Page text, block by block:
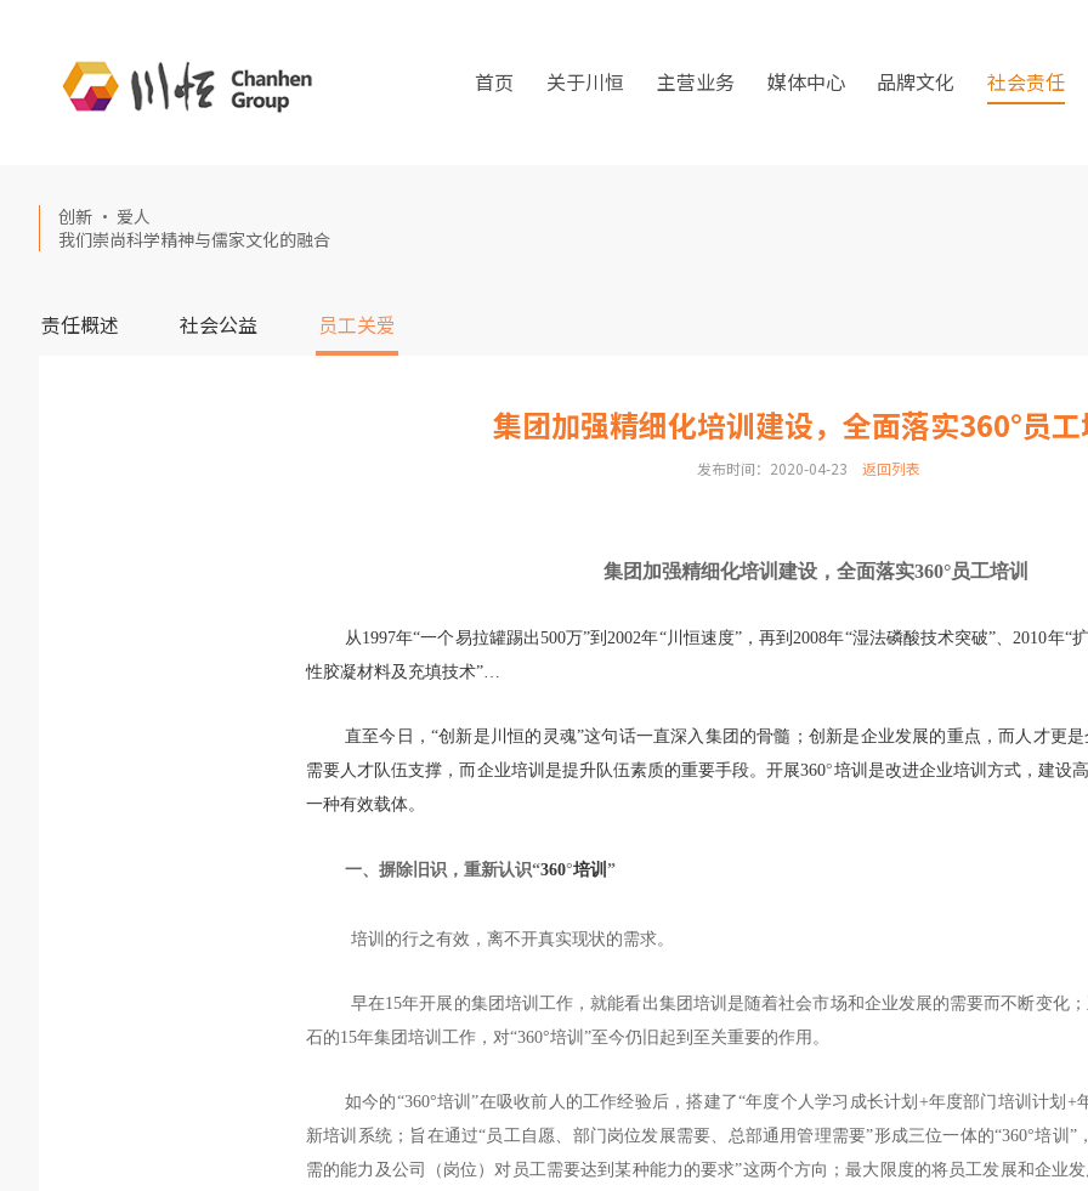
首页 关于川恒 主营业务 媒体中心 品牌文化 社会责任
创新 · 爱人
我们崇尚科学精神与儒家文化的融合
责任概述 社会公益 员工关爱
集团加强精细化培训建设，全面落实360°员
发布时间：2020-04-23 返回列表
集团加强精细化培训建设， 全面落实360°员工培训
从1997年“一个易拉罐踢出500万”到2002年“川恒速度”，再到2008年“湿法磷酸技术突破”、2010年“
性胶凝材料及充填技术”…
直至今日，“创新是川恒的灵魂”这句话一直深入集团的骨髓；创新是企业发展的重点，而人才更
需要人才队伍支撑，而企业培训是提升队伍素质的重要手段。开展360°培训是改进企业培训方式，建设
一种有效载体。
一、 摒除旧识，重新认识“360°培训 ”
培训的行之有效，离不开真实现状的需求。
早在15年开展的集团培训工作，就能看出集团培训是随着社会市场和企业发展的需要而不断变化
石的15年集团培训工作，对“360°培训 ”至今仍旧起到至关重要的作用。
如今的“360°培训”在吸收前人的工作经验后，搭建了“年度个人学习成长计划 +年度部门培训计划+
新培训系统；旨在通过“员工自愿、部门岗位发展需要、总部通用管理需要”形成三位一体的“360°培训 ”
需的能力及公司（岗位）对员工需要达到某种能力的要求”这两个方向；最大限度的将员工发展和企业